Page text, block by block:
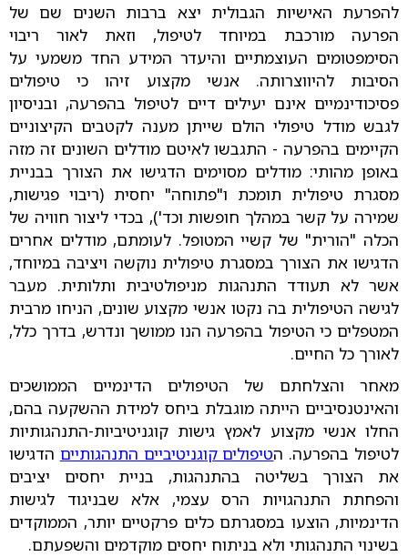
להפרעת האישיות הגבולית יצא ברבות השנים שם של
הפרעה מורכבת במיוחד לטיפול, וזאת לאור ריבוי
הסימפטומים העוצמתיים והיעדר המידע החד משמעי על
הסיבות להיווצרותה. אנשי מקצוע זיהו כי טיפולים
פסיכודינמיים אינם יעילים דיים לטיפול בהפרעה, ובניסיון
לגבש מודל טיפולי הולם שייתן מענה לקטבים הקיצוניים
הקיימים בהפרעה - התגבשו לאיטם מודלים השונים זה מזה
באופן מהותי: מודלים מסוימים הדגישו את הצורך בבניית
מסגרת טיפולית תומכת ו"פתוחה" יחסית (ריבוי פגישות,
שמירה על קשר במהלך חופשות וכד'), בכדי ליצור חוויה של
הכלה "הורית" של קשיי המטופל. לעומתם, מודלים אחרים
הדגישו את הצורך במסגרת טיפולית נוקשה ויציבה במיוחד,
אשר לא תעודד התנהגות מניפולטיבית ותלותית. מעבר
לגישה הטיפולית בה נקטו אנשי מקצוע שונים, הניחו מרבית
המטפלים כי הטיפול בהפרעה הנו ממושך ונדרש, בדרך כלל,
לאורך כל החיים.
מאחר והצלחתם של הטיפולים הדינמיים הממושכים
והאינטנסיביים הייתה מוגבלת ביחס למידת ההשקעה בהם,
החלו אנשי מקצוע לאמץ גישות קוגניטיביות-התנהגותיות
לטיפול בהפרעה. הטיפולים קוגניטיביים התנהגותיים הדגישו
את הצורך בשליטה בהתנהגות, בניית יחסים יציבים
והפחתת התנהגויות הרס עצמי, אלא שבניגוד לגישות
הדינמיות, הוצעו במסגרתם כלים פרקטיים יותר, הממוקדים
בשינוי התנהגותי ולא בניתוח יחסים מוקדמים והשפעתם.